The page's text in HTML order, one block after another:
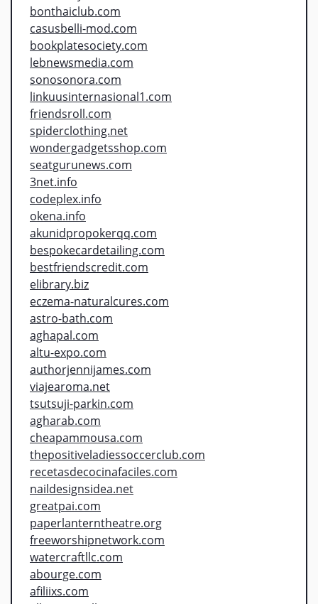
bonthaiclub.com
casusbelli-mod.com
bookplatesociety.com
lebnewsmedia.com
sonosonora.com
linkuusinternasional1.com
friendsroll.com
spiderclothing.net
wondergadgetsshop.com
seatgurunews.com
3net.info
codeplex.info
okena.info
akunidpropokerqq.com
bespokecardetailing.com
bestfriendscredit.com
elibrary.biz
eczema-naturalcures.com
astro-bath.com
aghapal.com
altu-expo.com
authorjennijames.com
viajearoma.net
tsutsuji-parkin.com
agharab.com
cheapammousa.com
thepositiveladiessoccerclub.com
recetasdecocinafaciles.com
naildesignsidea.net
greatpai.com
paperlanterntheatre.org
freeworshipnetwork.com
watercraftllc.com
abourge.com
afiliixs.com